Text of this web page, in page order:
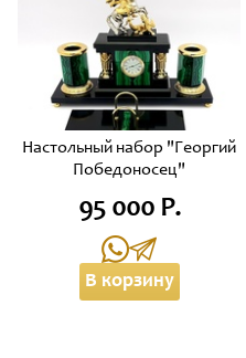
Настольный набор "Георгий
Победоносец"
95 000 Р.
В корзину